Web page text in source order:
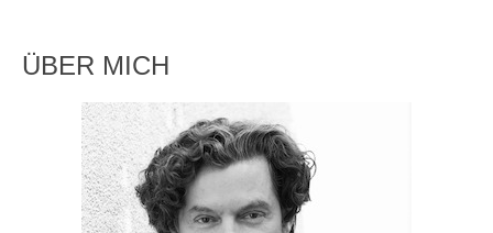
ÜBER MICH